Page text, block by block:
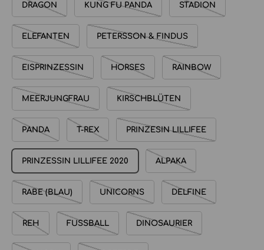
DRAGON KUNG FU PANDA STADION
ELEFANTEN PETERSSON & FINDUS
EISPRINZESSIN HORSES RAINBOW
MEERJUNGFRAU KIRSCHBLÜTEN
PANDA T-REX PRINZESIN LILLIFEE
PRINZESSIN LILLIFEE 2020 ALPAKA
RABE (BLAU) UNICORNS DELFINE
REH FUSSBALL DINOSAURIER